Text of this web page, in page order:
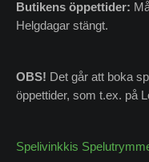
Butikens öppettider:
Helgdagar stängt.
OBS! Det går att boka
öppettider, som t.ex. på
Spelivinkkis